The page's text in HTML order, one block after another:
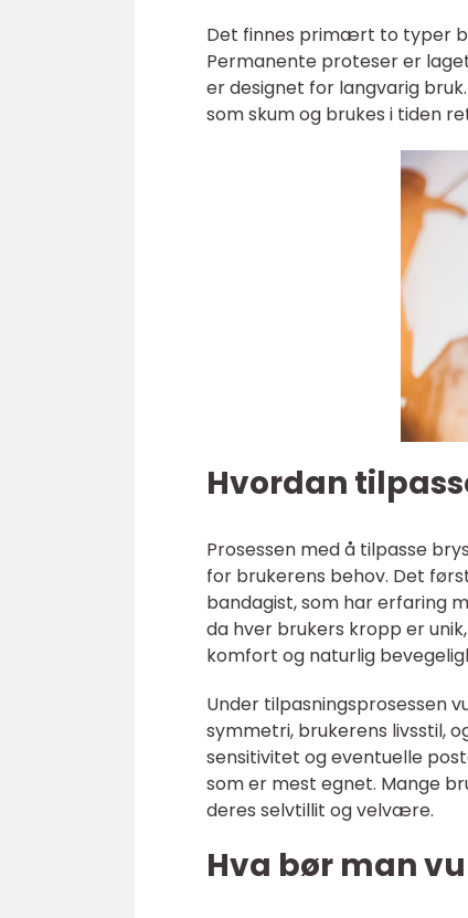
Det finnes primært to typer
Permanente proteser er
er designet for langvarig
som skum og brukes i tiden
Hvordan
Prosessen med å tilpasse
for brukerens behov. Det
bandagist, som har erfaring
da hver brukers kropp er
komfort og naturlig
Under tilpasningsprosessen
symmetri, brukerens livsstil,
sensitivitet og eventuelle
som er mest egnet. Mange
deres selvtillit og velvære.
Hva bør man